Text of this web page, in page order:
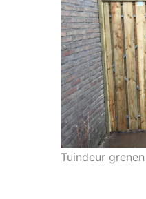
Tuindeur grenen